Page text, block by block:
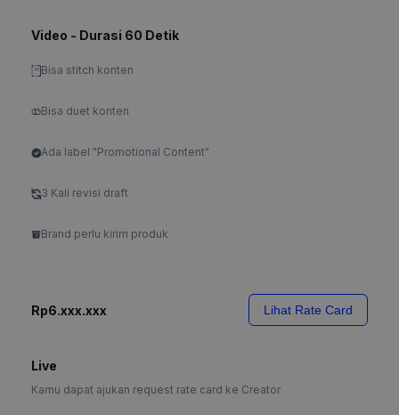
Video - Durasi 60 Detik
Bisa stitch konten
Bisa duet konten
Ada label "Promotional Content"
3 Kali revisi draft
Brand perlu kirim produk
Rp6.xxx.xxx Lihat Rate Card
Live
Kamu dapat ajukan request rate card ke Creator